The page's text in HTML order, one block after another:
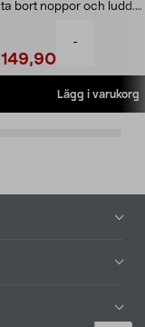
-
ta bort noppor och ludd.
149,90
Lägg i varukorg